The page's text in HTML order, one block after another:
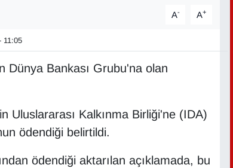
A- A+
11:05
Dünya Bankası Grubu'na olan
Uluslararası Kalkınma Birliği'ne (IDA)
ödendiği belirtildi.
ödendiği aktarılan açıklamada, bu